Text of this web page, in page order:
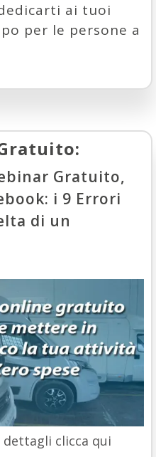
ai tuoi
per le persone a
Gratuito,
i 9 Errori
di un
dettagli clicca qui